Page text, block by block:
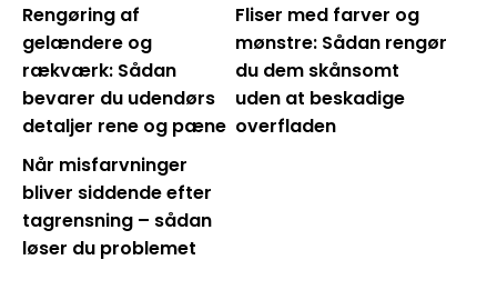
Rengøring af
gelændere og
rækværk: Sådan
bevarer du udendørs
detaljer rene og pæne
Fliser med farver og
mønstre: Sådan rengør
du dem skånsomt
uden at beskadige
overfladen
Når misfarvninger
bliver siddende efter
tagrensning – sådan
løser du problemet